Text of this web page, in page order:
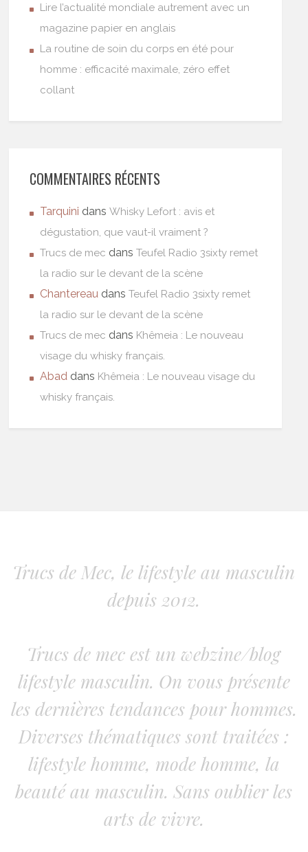
Lire l’actualité mondiale autrement avec un
magazine papier en anglais
La routine de soin du corps en été pour
homme : efficacité maximale, zéro effet
collant
COMMENTAIRES RÉCENTS
Tarquini dansWhisky Lefort : avis et
dégustation, que vaut-il vraiment ?
Trucs de mec dansTeufel Radio 3sixty remet
la radio sur le devant de la scène
Chantereau dansTeufel Radio 3sixty remet
la radio sur le devant de la scène
Trucs de mec dans Khêmeia : Le nouveau
visage du whisky français.
Abad dans Khêmeia : Le nouveau visage du
whisky français.
Trucs de Mec, le lifestyle au masculin
depuis 2012.
Trucs de mec est un webzine/blog
lifestyle masculin. On vous présente
les dernières tendances pour hommes.
Diverses thématiques sont traitées :
lifestyle homme, mode homme, la
beauté au masculin. Sans oublier les
arts de vivre.